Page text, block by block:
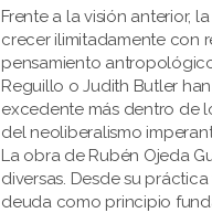
Frente a la visión anterior,
crecer ilimitadamente con
pensamiento
Reguillo o Judith Butler
excedente más dentro de
del neoliberalismo
La obra de Rubén Ojeda
diversas. Desde su
deuda como principio